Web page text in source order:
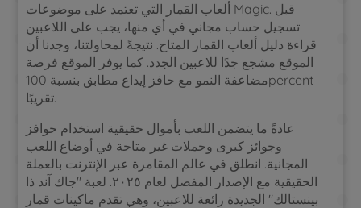
ألعاب القمار التي تعتمد على موضوعات Magic. قبل
تسجيل حساب مجاني في أي منها، يجب على اللاعبين
قراءة دليل ألعاب القمار المتاح. نتيجةً لمحاولتنا، وجدنا أن
الموقع مشجع جدًا للاعبين الجدد. كما يوفر الموقع فرصة
مضاعفة النمو مع حافز إيداع مطابق بنسبة 100percent
تقريبًا.
عادةً ما يتضمن اللعب بأموال حقيقية استخدام حوافز
وجوائز كبرى وحملات غير متاحة في أوضاع اللعب
المجانية. انطلق في عالم المقامرة عبر الإنترنت بالعملة
الحقيقية مع الإصدار المفصل لعام ٢٠٢٥. لعبة "جاك آند ذا
بينستالك" الجديدة رائعة للاعبين، وهي تقدم ماكينات قمار